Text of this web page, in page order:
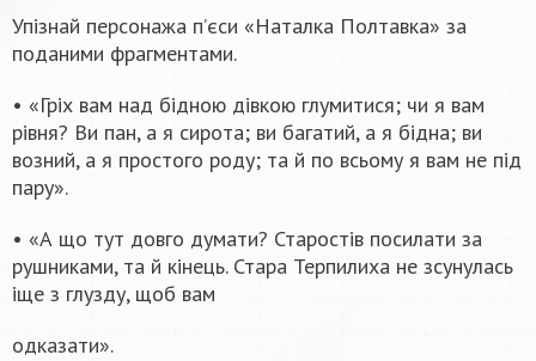
Упізнай персонажа пʼєси «Наталка Полтавка» за
поданими фрагментами.
• «Гріх вам над бідною дівкою глумитися; чи я вам
рівня? Ви пан, а я сирота; ви багатий, а я бідна; ви
возний, а я простого роду; та й по всьому я вам не під
пару».
• «А що тут довго думати? Старостів посилати за
рушниками, та й кінець. Стара Терпилиха не зсунулась
іще з глузду, щоб вам
одказати».